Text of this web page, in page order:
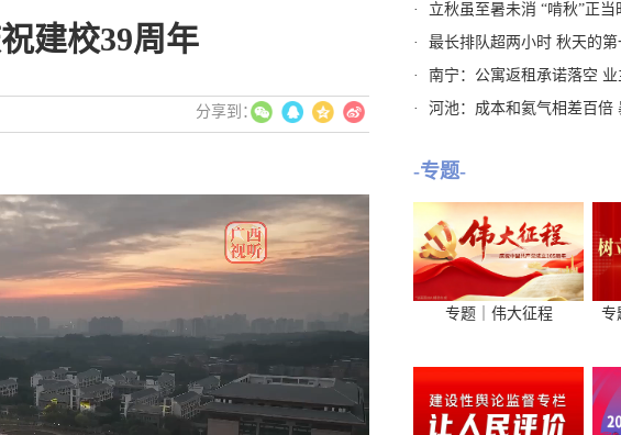
建校39周年
·
立秋虽至暑未消 “啃秋”正当
·
最长排队超两小时 秋天的第
·
南宁：公寓返租承诺落空
·
河池：成本和氦气相差百倍 暴利
-专题-
专题｜伟大征程
专